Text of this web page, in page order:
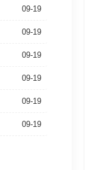
09-19
09-19
09-19
09-19
09-19
09-19